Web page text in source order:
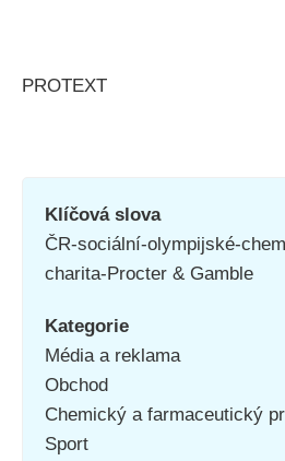
PROTEXT
Klíčová slova
ČR-sociální-olympijské-
charita-Procter & Gamble
Kategorie
Média a reklama
Obchod
Chemický a farmaceutický
Sport